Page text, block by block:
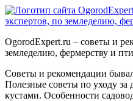
OgorodExpert.ru – cоветы и
земледелию, фермерству и
Советы и рекомендации
Полезные советы по уходу за
кустами. Особенности